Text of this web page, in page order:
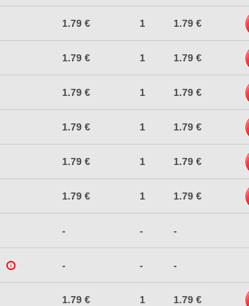
1.79 € 1 1.79 €
1.79 € 1 1.79 €
1.79 € 1 1.79 €
1.79 € 1 1.79 €
1.79 € 1 1.79 €
1.79 € 1 1.79 €
- - -
- - -
1.79 € 1 1.79 €